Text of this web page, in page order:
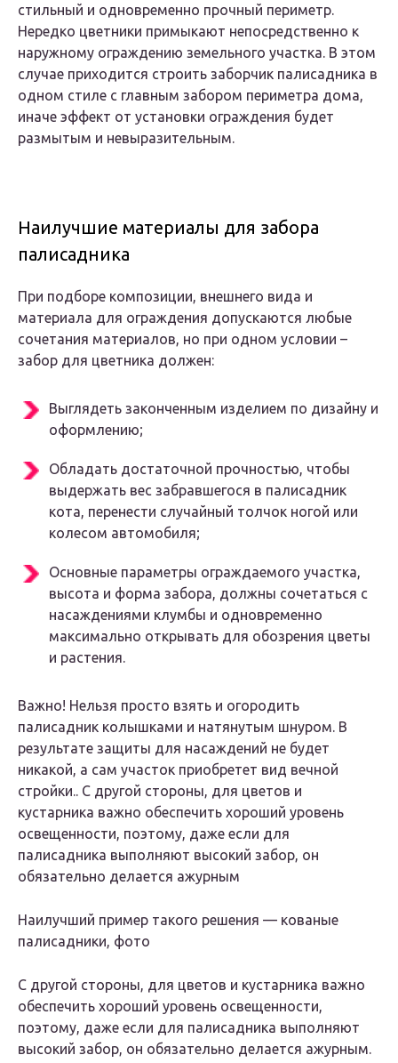
стильный и одновременно прочный периметр.
Нередко цветники примыкают непосредственно к
наружному ограждению земельного участка. В этом
случае приходится строить заборчик палисадника в
одном стиле с главным забором периметра дома,
иначе эффект от установки ограждения будет
размытым и невыразительным.
Наилучшие материалы для забора
палисадника
При подборе композиции, внешнего вида и
материала для ограждения допускаются любые
сочетания материалов, но при одном условии –
забор для цветника должен:
Выглядеть законченным изделием по дизайну и
оформлению;
Обладать достаточной прочностью, чтобы
выдержать вес забравшегося в палисадник
кота, перенести случайный толчок ногой или
колесом автомобиля;
Основные параметры ограждаемого участка,
высота и форма забора, должны сочетаться с
насаждениями клумбы и одновременно
максимально открывать для обозрения цветы
и растения.
Важно! Нельзя просто взять и огородить
палисадник колышками и натянутым шнуром. В
результате защиты для насаждений не будет
никакой, а сам участок приобретет вид вечной
стройки.. С другой стороны, для цветов и
кустарника важно обеспечить хороший уровень
освещенности, поэтому, даже если для
палисадника выполняют высокий забор, он
обязательно делается ажурным
Наилучший пример такого решения — кованые
палисадники, фото
С другой стороны, для цветов и кустарника важно
обеспечить хороший уровень освещенности,
поэтому, даже если для палисадника выполняют
высокий забор, он обязательно делается ажурным.